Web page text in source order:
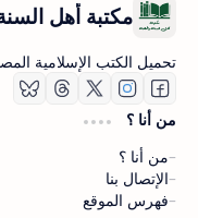
مكتبة أهل
تحميل الكتب الإسلامية
من أنا ؟
من أنا ؟
الإتصال بنا
فهرس الموقع